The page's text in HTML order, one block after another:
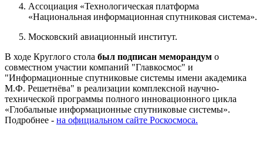
Ассоциация «Технологическая платформа
«Национальная информационная спутниковая система».
Московский авиационный институт.
В ходе Круглого стола был подписан меморандум о
совместном участии компаний "Главкосмос" и
"Информационные спутниковые системы имени академика
М.Ф. Решетнёва" в реализации комплексной научно-
технической программы полного инновационного цикла
«Глобальные информационные спутниковые системы».
Подробнее - на официальном сайте Роскосмоса.